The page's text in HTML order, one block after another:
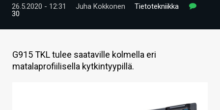
TECHBBS
KAUPPA
26.5.2020 - 12:31 Juha Kokkonen
Tietotekniikka
30
G915 TKL tulee saataville kolmella eri
matalaprofiilisella kytkintyypillä.